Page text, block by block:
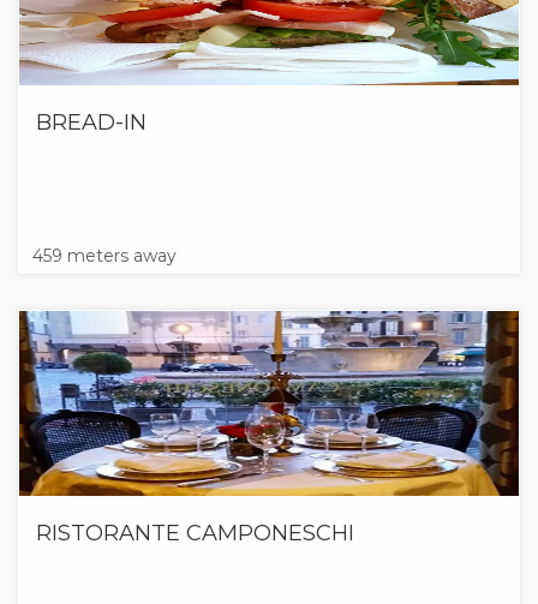
BREAD-IN
459 meters away
RISTORANTE CAMPONESCHI